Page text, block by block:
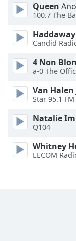
Area
Background
Color
Opacity
Font
Text
Style
Queen
100.7 The
Haddaway
Candid
4 Non
a-0 The
Van Halen
Star 95.1 FM
Natalie
Q104
Whitney
LECOM